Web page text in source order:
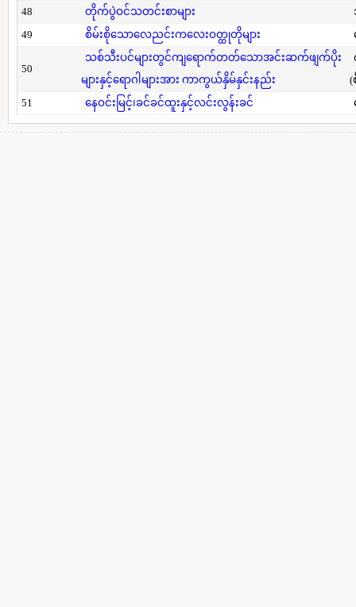
48 တိုက်ပွဲဝင်သတင်းစာများ
49
စိမ်းစိုသောလေညင်းကလေးဝတ္ထုတိုများ
50
သစ်သီးပင်များတွင်ကျရောက်တတ်သောအင်းဆက်ဖျက်ပိုး
များနှင့်ရောဂါများအား ကာကွယ်နှိမ်နှင်းနည်း
(
51
နေဝင်းမြင့်၊ခင်ခင်ထူးနှင့်လင်းလွန်းခင်